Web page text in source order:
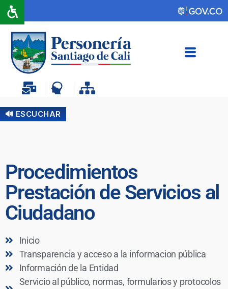
🔊 ESCUCHAR
Procedimientos
Prestación de Servicios al
Ciudadano
Inicio
Transparencia y acceso a la informacion pública
Información de la Entidad
Servicio al público, normas, formularios y protocolos